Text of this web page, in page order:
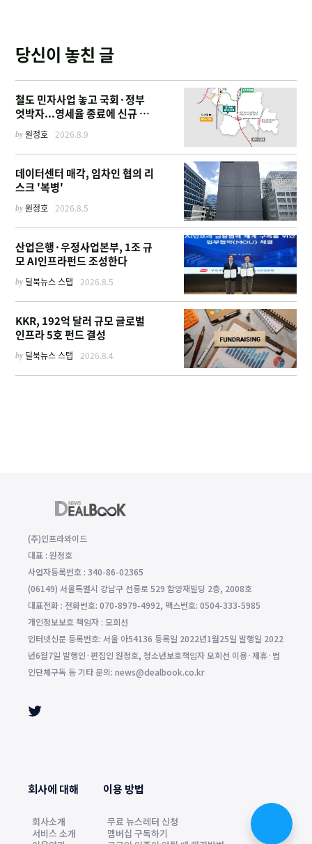
당신이 놓친 글
철도 민자사업 놓고 국회·정부
엇박자...영세율 종료에 신규 사
업 '비상'
by원정호 2026.8.9
데이터센터 매각, 임차인 협의 리
스크 '복병'
by원정호 2026.8.5
산업은행·우정사업본부, 1조 규
모 AI인프라펀드 조성한다
by 딜북뉴스 스탭 2026.8.5
KKR, 192억 달러 규모 글로벌
인프라 5호 펀드 결성
by 딜북뉴스 스탭 2026.8.4
(주)인프라와이드
대표 : 원정호
사업자등록번호 : 340-86-02365
(06149) 서울특별시 강남구 선릉로 529 함양재빌딩 2층, 2008호
대표전화 : 전화번호: 070-8979-4992, 팩스번호: 0504-333-5985
개인정보보호 책임자 : 모희선
인터넷신문 등록번호: 서울 아54136 등록일 2022년1월25일 발행일 2022
년6월7일 발행인·편집인 원정호, 청소년보호책임자 모희선 이용·제휴·법
인단체구독 등 기타 문의: news@dealbook.co.kr
회사에 대해
회사소개
서비스 소개
이용 방법
무료 뉴스레터 신청
멤버십 구독하기